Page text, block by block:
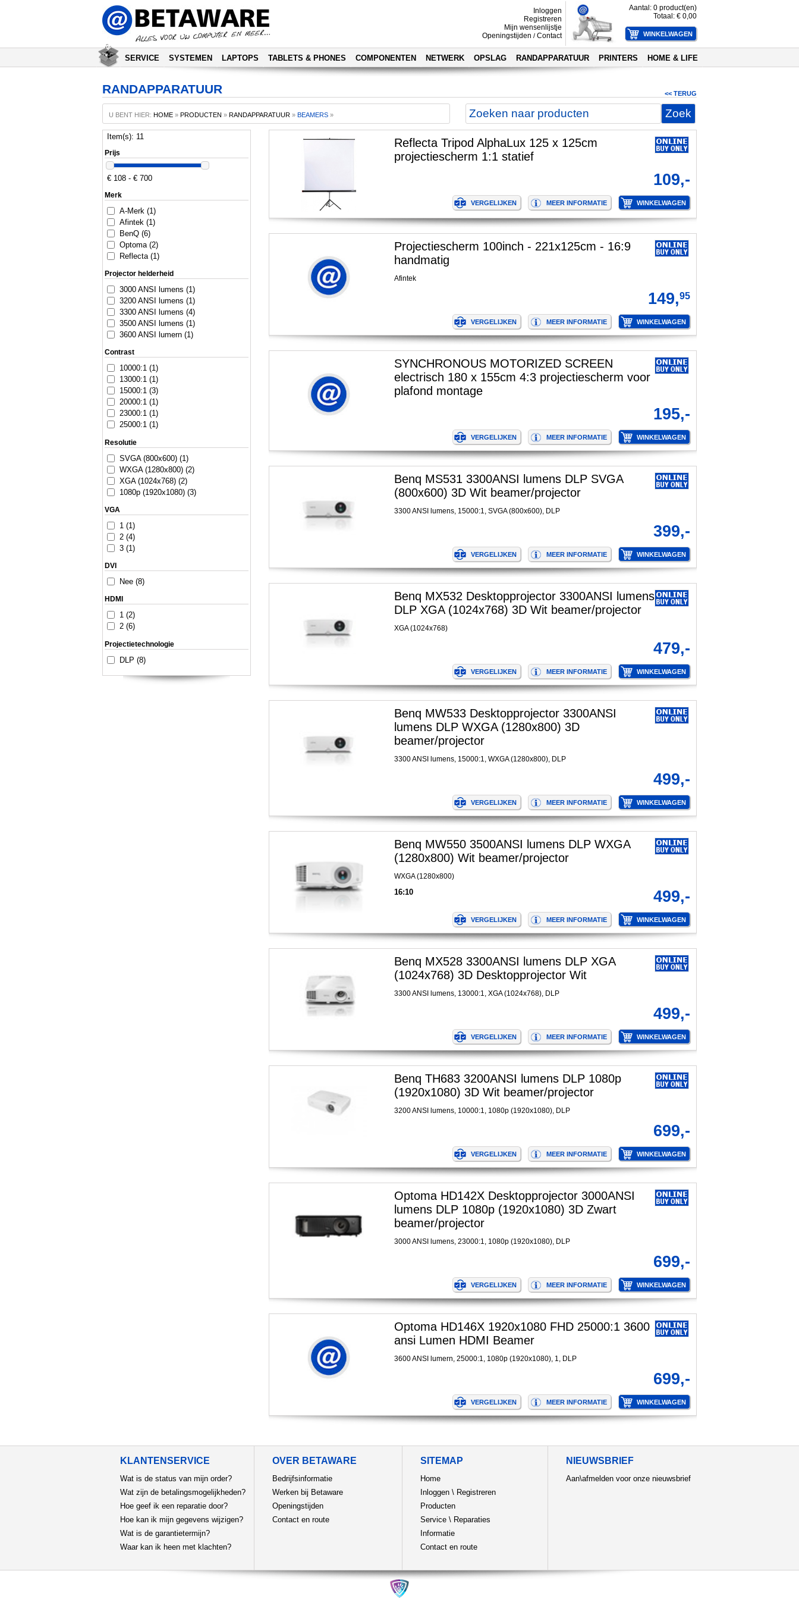
Inloggen
Registreren
Mijn wensenlijstje
Openingstijden / Contact
Aantal: 0 product(en)
Totaal: € 0,00
SERVICE SYSTEMEN LAPTOPS TABLETS & PHONES COMPONENTEN NETWERK OPSLAG RANDAPPARATUUR PRINTERS HOME & LIFE
RANDAPPARATUUR << TERUG
U BENT HIER: HOME » PRODUCTEN » RANDAPPARATUUR » BEAMERS »
Item(s): 11
Prijs
€ 108 - € 700
Merk
A-Merk (1)
Afintek (1)
BenQ (6)
Optoma (2)
Reflecta (1)
Projector helderheid
3000 ANSI lumens (1)
3200 ANSI lumens (1)
3300 ANSI lumens (4)
3500 ANSI lumens (1)
3600 ANSI lumern (1)
Contrast
10000:1 (1)
13000:1 (1)
15000:1 (3)
20000:1 (1)
23000:1 (1)
25000:1 (1)
Resolutie
SVGA (800x600) (1)
WXGA (1280x800) (2)
XGA (1024x768) (2)
1080p (1920x1080) (3)
VGA
1 (1)
2 (4)
3 (1)
DVI
Nee (8)
HDMI
1 (2)
2 (6)
Projectietechnologie
DLP (8)
Reflecta Tripod AlphaLux 125 x 125cm
projectiescherm 1:1 statief
109,-
Projectiescherm 100inch - 221x125cm - 16:9
handmatig
Afintek
149,95
SYNCHRONOUS MOTORIZED SCREEN
electrisch 180 x 155cm 4:3 projectiescherm voor
plafond montage
195,-
Benq MS531 3300ANSI lumens DLP SVGA
(800x600) 3D Wit beamer/projector
3300 ANSI lumens, 15000:1, SVGA (800x600), DLP
399,-
Benq MX532 Desktopprojector 3300ANSI lumens
DLP XGA (1024x768) 3D Wit beamer/projector
XGA (1024x768)
479,-
Benq MW533 Desktopprojector 3300ANSI
lumens DLP WXGA (1280x800) 3D
beamer/projector
3300 ANSI lumens, 15000:1, WXGA (1280x800), DLP
499,-
Benq MW550 3500ANSI lumens DLP WXGA
(1280x800) Wit beamer/projector
WXGA (1280x800)
16:10 499,-
Benq MX528 3300ANSI lumens DLP XGA
(1024x768) 3D Desktopprojector Wit
3300 ANSI lumens, 13000:1, XGA (1024x768), DLP
499,-
Benq TH683 3200ANSI lumens DLP 1080p
(1920x1080) 3D Wit beamer/projector
3200 ANSI lumens, 10000:1, 1080p (1920x1080), DLP
699,-
Optoma HD142X Desktopprojector 3000ANSI
lumens DLP 1080p (1920x1080) 3D Zwart
beamer/projector
3000 ANSI lumens, 23000:1, 1080p (1920x1080), DLP
699,-
Optoma HD146X 1920x1080 FHD 25000:1 3600
ansi Lumen HDMI Beamer
3600 ANSI lumern, 25000:1, 1080p (1920x1080), 1, DLP
699,-
KLANTENSERVICE
Wat is de status van mijn order?
Wat zijn de betalingsmogelijkheden?
Hoe geef ik een reparatie door?
Hoe kan ik mijn gegevens wijzigen?
Wat is de garantietermijn?
Waar kan ik heen met klachten?
OVER BETAWARE
Bedrijfsinformatie
Werken bij Betaware
Openingstijden
Contact en route
SITEMAP
Home
Inloggen \ Registreren
Producten
Service \ Reparaties
Informatie
Contact en route
NIEUWSBRIEF
Aan\afmelden voor onze nieuwsbrief